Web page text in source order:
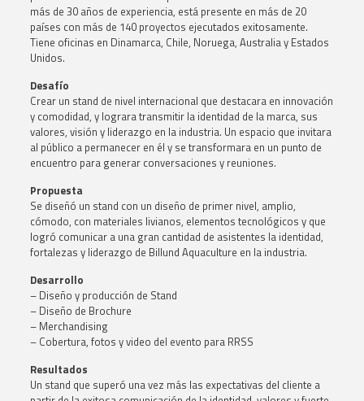
más de 30 años de experiencia, está presente en más de 20
países con más de 140 proyectos ejecutados exitosamente.
Tiene oficinas en Dinamarca, Chile, Noruega, Australia y Estados
Unidos.
Desafío
Crear un stand de nivel internacional que destacara en innovación
y comodidad, y lograra transmitir la identidad de la marca, sus
valores, visión y liderazgo en la industria. Un espacio que invitara
al público a permanecer en él y se transformara en un punto de
encuentro para generar conversaciones y reuniones.
Propuesta
Se diseñó un stand con un diseño de primer nivel, amplio,
cómodo, con materiales livianos, elementos tecnológicos y que
logró comunicar a una gran cantidad de asistentes la identidad,
fortalezas y liderazgo de Billund Aquaculture en la industria.
Desarrollo
– Diseño y producción de Stand
– Diseño de Brochure
– Merchandising
– Cobertura, fotos y video del evento para RRSS
Resultados
Un stand que superó una vez más las expectativas del cliente a